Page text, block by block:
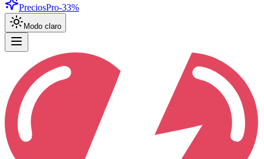
PreciosPro-33%
Modo claro